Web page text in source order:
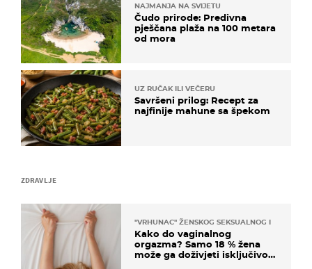
ZDRAVLJE
"VRHUNAC" ŽENSKOG SEKSUALNOG ISKUSTVA
Kako do vaginalnog
orgazma? Samo 18 % žena
može ga doživjeti isključivo
NAJMANJA NA SVIJETU
Čudo prirode: Predivna
pješčana plaža na 100 metara
od mora
UZ RUČAK ILI VEČERU
Savršeni prilog: Recept za
najfinije mahune sa špekom